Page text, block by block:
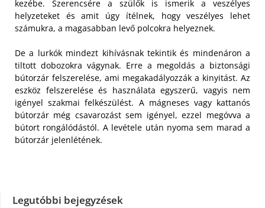
kezébe. Szerencsére a szülők is ismerik a veszélyes
helyzeteket és amit úgy ítélnek, hogy veszélyes lehet
számukra, a magasabban levő polcokra helyeznek.
De a lurkók mindezt kihívásnak tekintik és mindenáron a
tiltott dobozokra vágynak. Erre a megoldás a biztonsági
bútorzár felszerelése, ami megakadályozzák a kinyitást. Az
eszköz felszerelése és használata egyszerű, vagyis nem
igényel szakmai felkészülést. A mágneses vagy kattanós
bútorzár még csavarozást sem igényel, ezzel megóvva a
bútort rongálódástól. A levétele után nyoma sem marad a
bútorzár jelenlétének.
Legutóbbi bejegyzések